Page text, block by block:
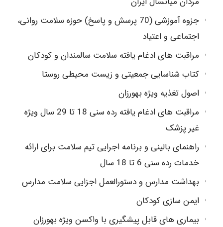
جزوه آموزشی (70 پرسش و پاسخ) حوزه سلامت روانی،
اجتماعی و اعتیاد
مراقبت های ادغام یافته سلامت سالمندان و کودکان
کتاب شناسایی جمعیتی و زیست محیطی روستا
اصول تغذیه ویژه بهورزان
مراقبت های ادغام یافته رده سنی 18 تا 29 سال ویژه
غیر پزشک
راهنمای بالینی و برنامه اجرایی تیم سلامت برای ارائه
خدمات رده سنی 6 تا 18 سال
بهداشت مدارس و دستورالعمل اجزایی سلامت مدارس
ایمن سازی کودکان
بیماری های قابل پیشگیری با واکسن ویژه بهورزان